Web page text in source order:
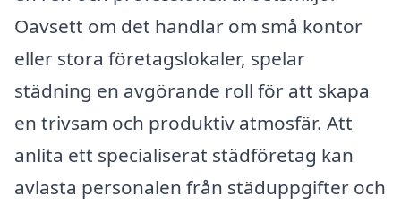
Oavsett om det handlar om små kontor
eller stora företagslokaler, spelar
städning en avgörande roll för att skapa
en trivsam och produktiv atmosfär. Att
anlita ett specialiserat städföretag kan
avlasta personalen från städuppgifter och